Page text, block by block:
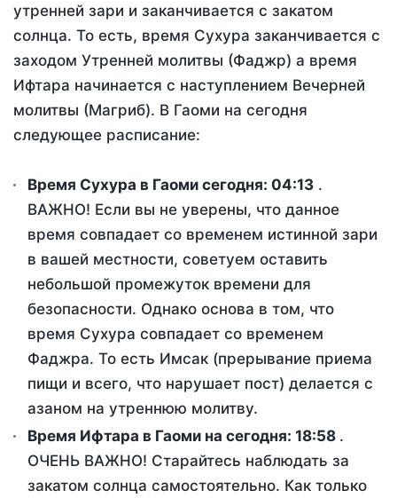
утренней зари и заканчивается с закатом
солнца. То есть, время Сухура заканчивается с
заходом Утренней молитвы (Фаджр) а время
Ифтара начинается с наступлением Вечерней
молитвы (Магриб). В Гаоми на сегодня
следующее расписание:
Время Сухура в Гаоми сегодня: 04:13 .
ВАЖНО! Если вы не уверены, что данное
время совпадает со временем истинной зари
в вашей местности, советуем оставить
небольшой промежуток времени для
безопасности. Однако основа в том, что
время Сухура совпадает со временем
Фаджра. То есть Имсак (прерывание приема
пищи и всего, что нарушает пост) делается с
азаном на утреннюю молитву.
Время Ифтара в Гаоми на сегодня: 18:58 .
ОЧЕНЬ ВАЖНО! Старайтесь наблюдать за
закатом солнца самостоятельно. Как только